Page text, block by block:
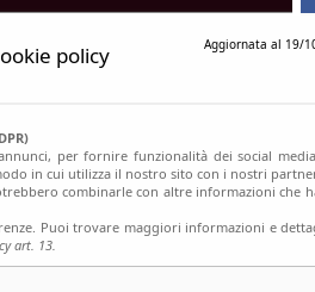
policy Aggiornata al 19/
per fornire funzionalità dei social
in cui utilizza il nostro sito con i nostri
combinarle con altre informazioni che
Puoi trovare maggiori informazioni e
art. 13.